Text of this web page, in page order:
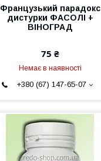
Французький парадокс
дистурки ФАСОЛІ +
ВІНОГРАД
75 ₴
Немає в наявності
+380 (67) 147-65-07